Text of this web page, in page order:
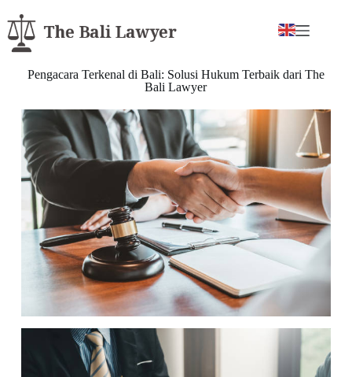
Pengacara Terkenal di Bali: Solusi Hukum Terbaik dari The
Bali Lawyer